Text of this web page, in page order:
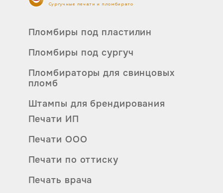
Сургучные печати и пломбираторы
Печати ИП
Печати ООО
Печати по оттиску
Печать врача
Пломбираторы для свинцовых
пломб
Пломбиры под пластилин
Пломбиры под сургуч
Штампы для брендирования